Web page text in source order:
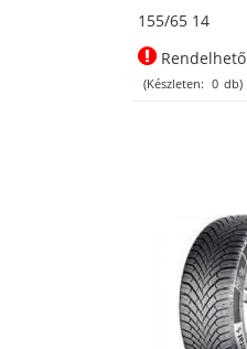
155/65 14
Rendelhető
(Készleten: 0 db)